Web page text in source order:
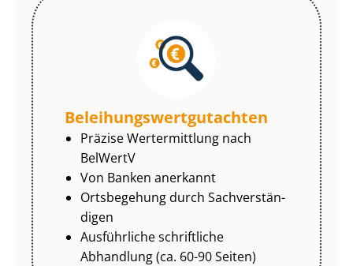
Be­lei­hungs­wert­gut­ach­ten
Präzise Wertermittlung nach
BelWertV
Von Banken anerkannt
Ortsbegehung durch Sach­ver­stän­
di­gen
Ausführliche schriftliche
Abhandlung (ca. 60-90 Seiten)